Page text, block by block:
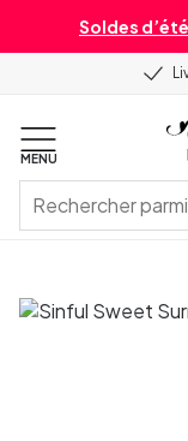
Soldes
MENU